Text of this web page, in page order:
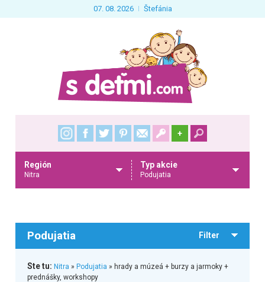
07. 08. 2026 Štefánia
+
Región
Nitra
Typ akcie
Podujatia
Podujatia Filter
Ste tu: Nitra » Podujatia » hrady a múzeá + burzy a jarmoky +
prednášky, workshopy